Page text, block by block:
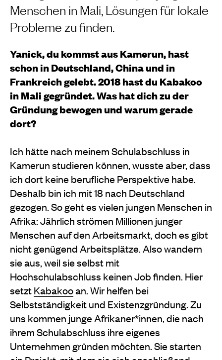
Menschen in Mali, Lösungen für lokale
Probleme zu finden.
Yanick, du kommst aus Kamerun, hast
schon in Deutschland, China und in
Frankreich gelebt. 2018 hast du Kabakoo
in Mali gegründet. Was hat dich zu der
Gründung bewogen und warum gerade
dort?
Ich hätte nach meinem Schulabschluss in
Kamerun studieren können, wusste aber, dass
ich dort keine berufliche Perspektive habe.
Deshalb bin ich mit 18 nach Deutschland
gezogen. So geht es vielen jungen Menschen in
Afrika: Jährlich strömen Millionen junger
Menschen auf den Arbeitsmarkt, doch es gibt
nicht genügend Arbeitsplätze. Also wandern
sie aus, weil sie selbst mit
Hochschulabschluss keinen Job finden. Hier
setztKabakooan. Wir helfen bei
Selbstständigkeit und Existenzgründung. Zu
uns kommen junge Afrikaner*innen, die nach
ihrem Schulabschluss ihre eigenes
Unternehmen gründen möchten. Sie starten